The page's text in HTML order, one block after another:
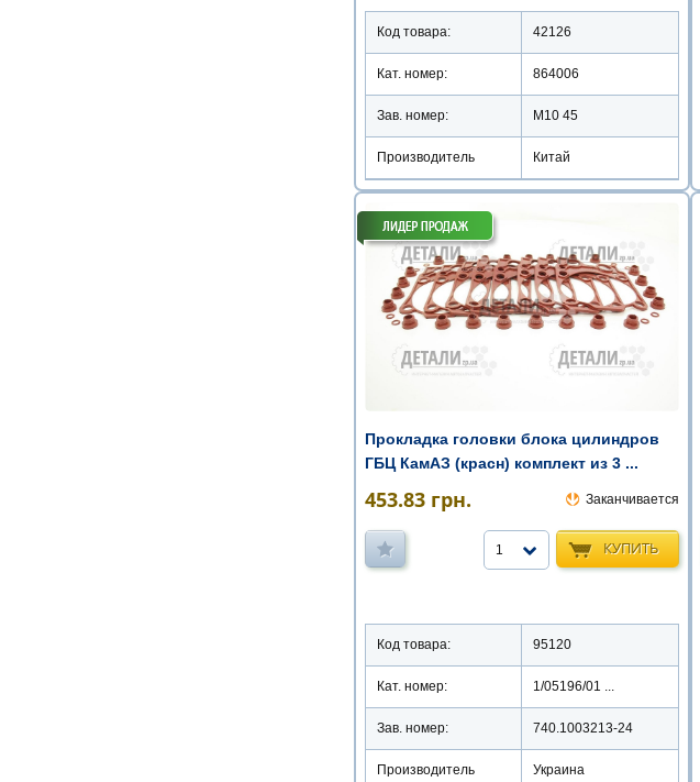
Код товара: 42126
Кат. номер: 864006
Зав. номер: М10 45
Производитель Китай
Прокладка головки блока цилиндров
ГБЦ КамАЗ (красн) комплект из 3 ...
453.83 грн. Заканчивается
КУПИТЬ
1
Код товара: 95120
Кат. номер: 1/05196/01 ...
Зав. номер: 740.1003213-24
Производитель Украина